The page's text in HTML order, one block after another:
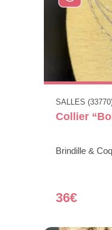
SALLES
Collier
Brindille &
36€